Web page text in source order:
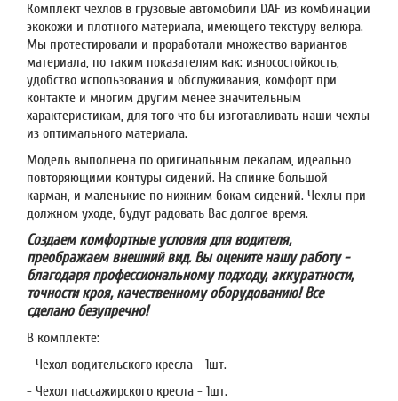
Комплект чехлов в грузовые автомобили DAF из комбинации
экокожи и плотного материала, имеющего текстуру велюра.
Мы протестировали и проработали множество вариантов
материала, по таким показателям как: износостойкость,
удобство использования и обслуживания, комфорт при
контакте и многим другим менее значительным
характеристикам, для того что бы изготавливать наши чехлы
из оптимального материала.
Модель выполнена по оригинальным лекалам, идеально
повторяющими контуры сидений. На спинке большой
карман, и маленькие по нижним бокам сидений. Чехлы при
должном уходе, будут радовать Вас долгое время.
Создаем комфортные условия для водителя,
преображаем внешний вид. Вы оцените нашу работу -
благодаря профессиональному подходу, аккуратности,
точности кроя, качественному оборудованию! Все
сделано безупречно!
В комплекте:
- Чехол водительского кресла - 1шт.
- Чехол пассажирского кресла - 1шт.